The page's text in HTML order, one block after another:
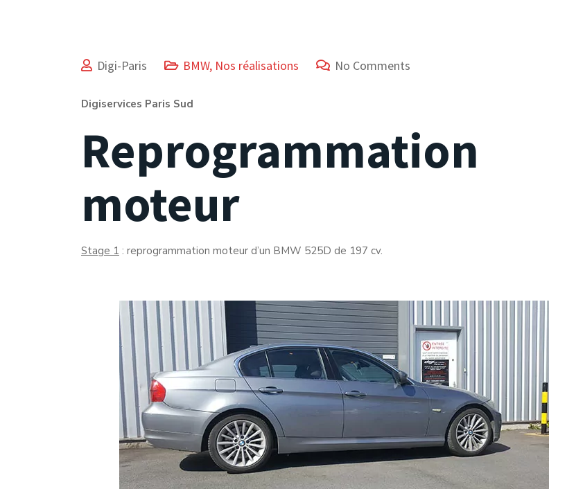
Digi-Paris BMW, Nos réalisations No Comments
Digiservices Paris Sud
Reprogrammation
moteur
Stage 1 : reprogrammation moteur d’un BMW 525D de 197 cv.